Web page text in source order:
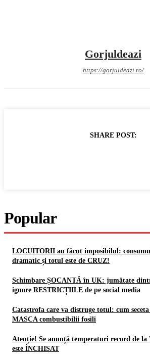
Gorjuldeazi
https://gorjuldeazi.ro/
SHARE POST:
Popular
LOCUITORII au făcut imposibilul:
dramatic și totul este de CRUZ!
Schimbare ȘOCANTĂ în UK: jumătate
ignore RESTRICȚIILE de pe social media
Catastrofa care va distruge totul: cum
MASCA combustibilii fosili
Atenție! Se anunță temperaturi record de la
este ÎNCHISAT